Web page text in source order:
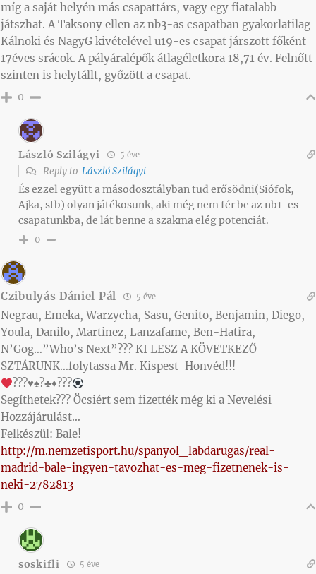
míg a saját helyén más csapattárs, vagy egy fiatalabb
játszhat. A Taksony ellen az nb3-as csapatban gyakorlatilag
Kálnoki és NagyG kivételével u19-es csapat járszott főként
17éves srácok. A pályáralépők átlagéletkora 18,71 év. Felnőtt
szinten is helytállt, győzött a csapat.
0
László Szilágyi 5 éve
Reply to László Szilágyi
És ezzel együtt a másodosztályban tud erősödni(Siófok,
Ajka, stb) olyan játékosunk, aki még nem fér be az nb1-es
csapatunkba, de lát benne a szakma elég potenciát.
0
Czibulyás Dániel Pál 5 éve
Negrau, Emeka, Warzycha, Sasu, Genito, Benjamin, Diego,
Youla, Danilo, Martinez, Lanzafame, Ben-Hatira,
N’Gog…”Who’s Next”??? KI LESZ A KÖVETKEZŐ
SZTÁRUNK…folytassa Mr. Kispest-Honvéd!!!
???♥️♠️?♣️♦️???
Segíthetek??? Öcsiért sem fizették még ki a Nevelési
Hozzájárulást…
Felkészül: Bale!
http://m.nemzetisport.hu/spanyol_labdarugas/real-
madrid-bale-ingyen-tavozhat-es-meg-fizetnenek-is-
neki-2782813
0
soskifli 5 éve